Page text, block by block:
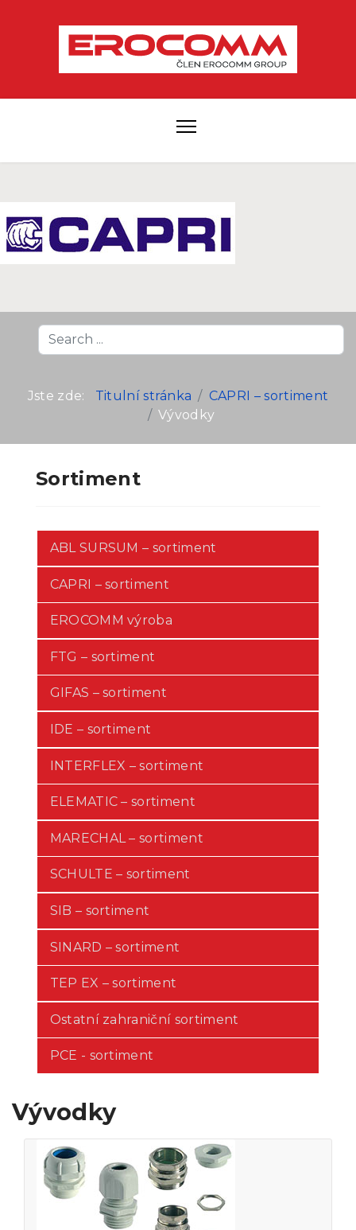
Search
...
Jste zde: Titulní stránka
CAPRI – sortiment
Vývodky
Sortiment
ABL SURSUM – sortiment
CAPRI – sortiment
EROCOMM výroba
FTG – sortiment
GIFAS – sortiment
IDE – sortiment
INTERFLEX – sortiment
ELEMATIC – sortiment
MARECHAL – sortiment
SCHULTE – sortiment
SIB – sortiment
SINARD – sortiment
TEP EX – sortiment
Ostatní zahraniční sortiment
PCE - sortiment
Vývodky